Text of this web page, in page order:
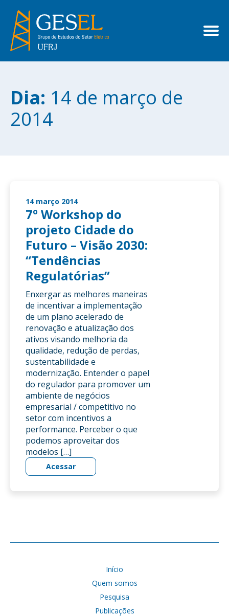
Dia: 14 de março de
2014
14 março 2014
7º Workshop do
projeto Cidade do
Futuro – Visão 2030:
“Tendências
Regulatórias”
Enxergar as melhores maneiras
de incentivar a implementação
de um plano acelerado de
renovação e atualização dos
ativos visando melhoria da
qualidade, redução de perdas,
sustentabilidade e
modernização. Entender o papel
do regulador para promover um
ambiente de negócios
empresarial / competitivo no
setor com incentivos a
performance. Perceber o que
podemos aproveitar dos
modelos […]
Acessar
Início
Quem somos
Pesquisa
Publicações